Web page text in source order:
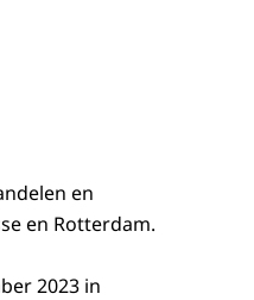
en
en Rotterdam.
2023 in